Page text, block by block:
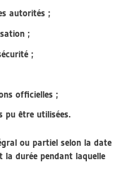
autorités ;
;
;
officielles ;
pu être utilisées.
ou partiel selon la date
la durée pendant laquelle